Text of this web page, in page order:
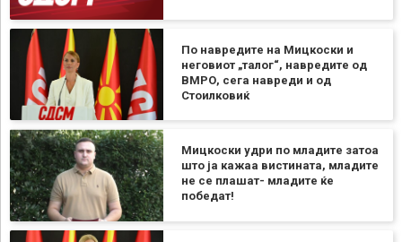
По навредите на Мицкоски и
неговиот „талог“, навредите од
ВМРО, сега навреди и од
Стоилковиќ
Мицкоски удри по младите затоа
што ја кажаа вистината, младите
не се плашат- младите ќе
победат!